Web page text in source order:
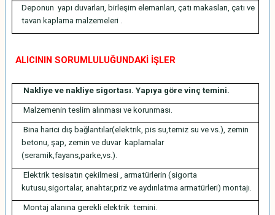
Deponun yapı duvarları, birleşim elemanları, çatı makasları, çatı ve
tavan kaplama malzemeleri .
ALICININ SORUMLULUĞUNDAKİ İŞLER
Nakliye ve nakliye sigortası. Yapıya göre vinç temini.
Malzemenin teslim alınması ve korunması.
Bina harici dış bağlantılar(elektrik, pis su,temiz su ve vs.), zemin
betonu, şap, zemin ve duvar kaplamalar
(seramik,fayans,parke,vs.).
Elektrik tesisatın çekilmesi , armatürlerin (sigorta
kutusu,sigortalar, anahtar,priz ve aydınlatma armatürleri) montajı.
Montaj alanına gerekli elektrik temini.